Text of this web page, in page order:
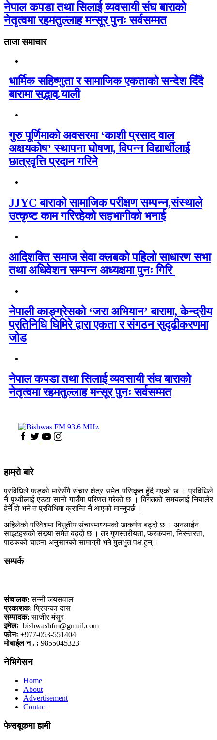
नेपाल कपडा तथा सिलाई व्यवसायी संघ बाराको
नेतृत्वमा रहमतुल्लाह मन्सूर पुनः सर्वसम्मत
ताजा समाचार
धार्मिक सहिष्णुता र सामाजिक एकताको सन्देश दिँदै
बारामा सद्भाव र्‍याली
गुरु पूर्णिमाको अवसरमा ‘काशी प्रसाद वाल
अक्षयकोष’ स्थापना घोषणा, विपन्न विद्यार्थीलाई
छात्रवृत्ति प्रदान गरिने
JJYC बाराको सामाजिक परीक्षण सम्पन्न,संस्थाले
उत्कृष्ट काम गरिरहेको सहभागीको भनाई
आदिशक्ति समाज सेवा क्लबको पहिलो साधारण सभा
तथा अधिवेशन सम्पन्न अध्यक्षमा पुनः गिरि
नेपाली काङ्ग्रेसको ‘जरा अभियान’ बारामा, केन्द्रीय
प्रतिनिधि घिमिरे द्वारा एकता र संगठन सुदृढीकरणमा
जोड
नेपाल कपडा तथा सिलाई व्यवसायी संघ बाराको
नेतृत्वमा रहमतुल्लाह मन्सूर पुनः सर्वसम्मत
हाम्रो बारे
प्रविधिले फड्को मारेसँगै संचार क्षेत्र समेत परिष्कृत हुँदै गएको छ । प्रविधिले
नै पृथ्वीलाई एउटा सानो गाउँमा परिणत गरेको छ । विगतको समयलाई नियालेर
हेर्ने हो भने त प्रविधिमा क्रान्ति नै आएको मान्नुपर्छ ।
अहिलेको परिवेशमा विधुतीय संचारमाध्यमको आकर्षण बढ्दो छ । अनलाईन
साइटहरुको संख्या समेत बढ्दो छ । तर गुणस्तरीयता, फरकपना, निरन्तरता,
पाठकको चाहना अनुसारको सामाग्री भने मुलभुत पक्ष हुन् ।
सम्पर्क
संचालक: सन्नी जयसवाल
प्रकाशक: प्रियन्का दास
सम्पादक: साजीर मंसुर
इमेलः bishwashfm@gmail.com
फोनः +977-053-551404
मोबाईल न . : 9855045323
नेभिगेसन
Home
About
Advertisement
Contact
फेसबूकमा हामी